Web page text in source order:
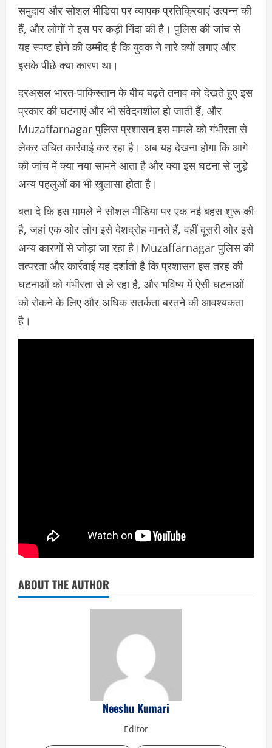
समुदाय और सोशल मीडिया पर व्यापक प्रतिक्रियाएं उत्पन्न की
हैं, और लोगों ने इस पर कड़ी निंदा की है। पुलिस की जांच से
यह स्पष्ट होने की उम्मीद है कि युवक ने नारे क्यों लगाए और
इसके पीछे क्या कारण था।
दरअसल भारत-पाकिस्तान के बीच बढ़ते तनाव को देखते हुए इस
प्रकार की घटनाएं और भी संवेदनशील हो जाती हैं, और
Muzaffarnagar पुलिस प्रशासन इस मामले को गंभीरता से
लेकर उचित कार्रवाई कर रहा है। अब यह देखना होगा कि आगे
की जांच में क्या नया सामने आता है और क्या इस घटना से जुड़े
अन्य पहलुओं का भी खुलासा होता है।
बता दे कि इस मामले ने सोशल मीडिया पर एक नई बहस शुरू की
है, जहां एक ओर लोग इसे देशद्रोह मानते हैं, वहीं दूसरी ओर इसे
अन्य कारणों से जोड़ा जा रहा है।Muzaffarnagar पुलिस की
तत्परता और कार्रवाई यह दर्शाती है कि प्रशासन इस तरह की
घटनाओं को गंभीरता से ले रहा है, और भविष्य में ऐसी घटनाओं
को रोकने के लिए और अधिक सतर्कता बरतने की आवश्यकता
है।
ABOUT THE AUTHOR
Neeshu Kumari
Editor